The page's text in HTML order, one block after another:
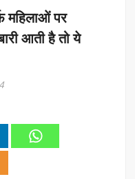
महिलाओं पर
आती है तो ये